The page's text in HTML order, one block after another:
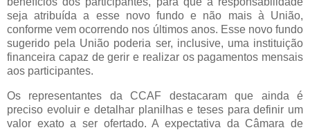
seja atribuída a esse novo fundo e não mais à União,
conforme vem ocorrendo nos últimos anos. Esse novo fundo
sugerido pela União poderia ser, inclusive, uma instituição
financeira capaz de gerir e realizar os pagamentos mensais
aos participantes.
Os representantes da CCAF destacaram que ainda é
preciso evoluir e detalhar planilhas e teses para definir um
valor exato a ser ofertado. A expectativa da Câmara de